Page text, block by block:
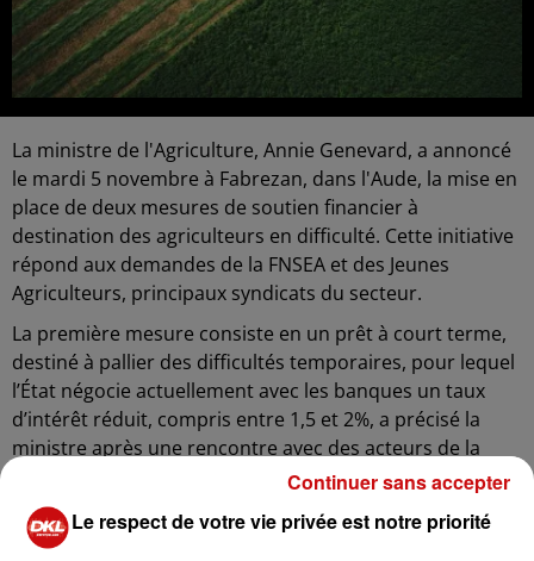
La ministre de l'Agriculture, Annie Genevard, a annoncé
le mardi 5 novembre à Fabrezan, dans l'Aude, la mise en
place de deux mesures de soutien financier à
destination des agriculteurs en difficulté. Cette initiative
répond aux demandes de la FNSEA et des Jeunes
Agriculteurs, principaux syndicats du secteur.
La première mesure consiste en un prêt à court terme,
destiné à pallier des difficultés temporaires, pour lequel
l’État négocie actuellement avec les banques un taux
d’intérêt réduit, compris entre 1,5 et 2%, a précisé la
ministre après une rencontre avec des acteurs de la
viticulture locale. Un second type de prêt, d’une durée
plus longue de cinq à sept ans, sera également
disponible pour les exploitants dont la viabilité de
Le respect de votre vie privée est notre priorité
Continuer sans accepter